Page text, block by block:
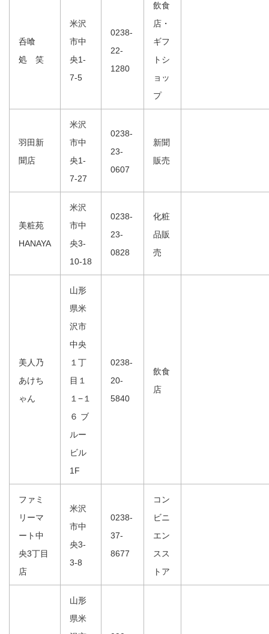
呑喰
処 笑
米沢
市中
央1-
7-5
0238-
22-
1280
飲食
店・
ギフ
トシ
ョッ
プ
羽田新
聞店
米沢
市中
央1-
7-27
0238-
23-
0607
新聞
販売
美粧苑
HANAYA
米沢
市中
央3-
10-18
0238-
23-
0828
化粧
品販
売
美人乃
あけち
ゃん
山形
県米
沢市
中央
１丁
目１
１−１
６ ブ
ルー
ビル
1F
0238-
20-
5840
飲食
店
ファミ
リーマ
ート中
央3丁目
店
米沢
市中
央3-
3-8
0238-
37-
8677
コン
ビニ
エン
スス
トア
山形
県米